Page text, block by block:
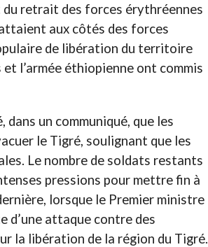
retrait des forces érythréennes
aux côtés des forces
de libération du territoire
l’armée éthiopienne ont commis
un communiqué, que les
le Tigré, soulignant que les
Le nombre de soldats restants
pressions pour mettre fin à
lorsque le Premier ministre
d’une attaque contre des
la libération de la région du Tigré.